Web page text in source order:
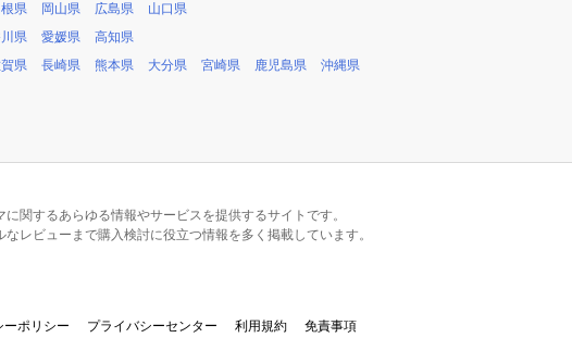
県 岡山県 広島県
山口県
県 愛媛県
高知県
県 長崎県 熊本県 大分県 宮崎県 鹿児島県 沖縄県
関するあらゆる情報やサービスを提供するサイトです。
レビューまで購入検討に役立つ情報を多く掲載しています。
ーポリシー プライバシーセンター 利用規約 免責事項